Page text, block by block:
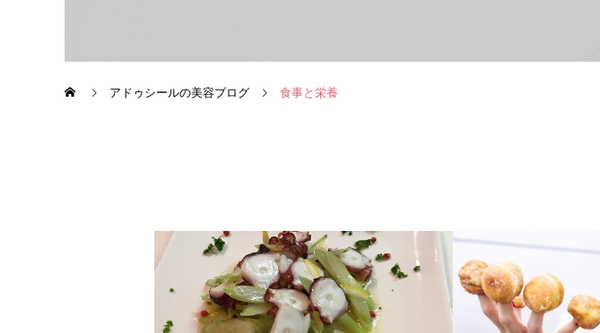
アドゥシールの美容ブログ 食事と栄養